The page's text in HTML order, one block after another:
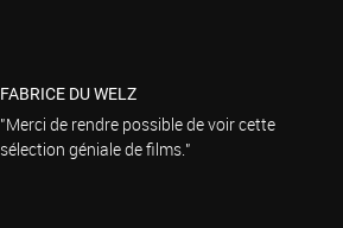
FABRICE DU WELZ
"Merci de rendre possible de voir cette
sélection géniale de films."